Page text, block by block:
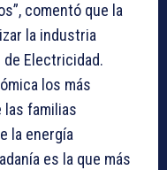
comentó que la
la industria
de Electricidad.
los más
familias
la energía
es la que más